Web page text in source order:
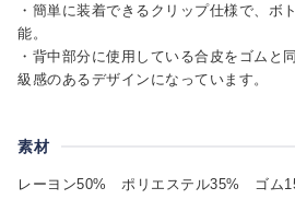
・簡単に装着できるクリップ仕様で、ボ
能。
・背中部分に使用している合皮をゴムと
級感のあるデザインになっています。
素材
レーヨン50% ポリエステル35% ゴム